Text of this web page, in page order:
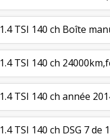
1.4 TSI 140 ch Boîte
1.4 TSI 140 ch
1.4 TSI 140 ch année
1.4 TSI 140 ch DSG 7